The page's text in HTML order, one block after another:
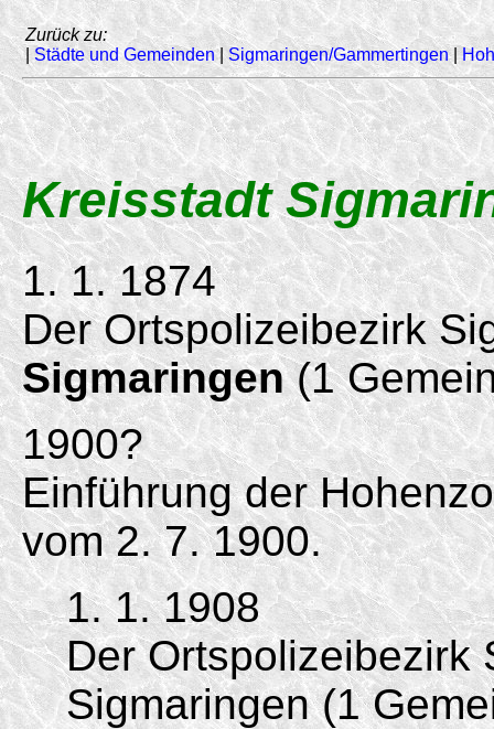
Zurück zu:
| Städte und Gemeinden| Sigmaringen/Gammertingen|
Kreisstadt
1. 1. 1874
Der Ortspolizeibezirk
Sigmaringen(1
1900?
Einführung der
vom 2. 7. 1900.
1. 1. 1908
Der Ortspolizeibezirk
Sigmaringen (1